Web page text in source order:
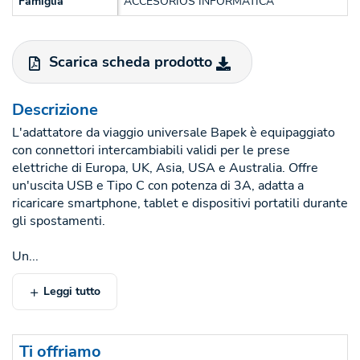
Scarica scheda prodotto
Descrizione
L'adattatore da viaggio universale Bapek è equipaggiato
con connettori intercambiabili validi per le prese
elettriche di Europa, UK, Asia, USA e Australia. Offre
un'uscita USB e Tipo C con potenza di 3A, adatta a
ricaricare smartphone, tablet e dispositivi portatili durante
gli spostamenti.
Un...
Leggi tutto
Ti offriamo